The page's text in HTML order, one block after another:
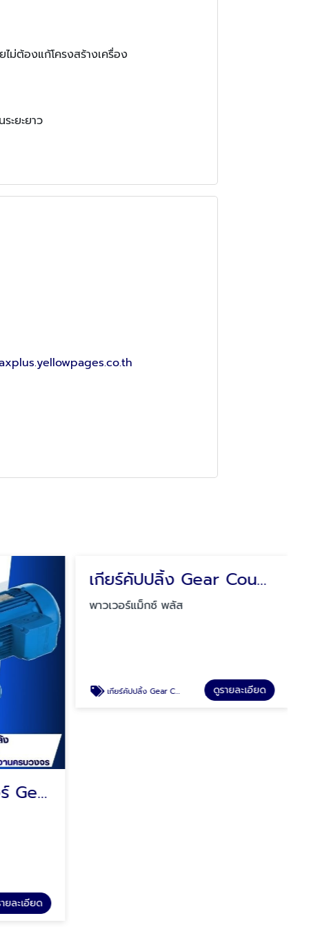
ม่ต้องแก้โครงสร้างเครื่อง
ะยะยาว
จำหน่ายเกียร์มอเตอร์ Gear Motor
ยละเอียด